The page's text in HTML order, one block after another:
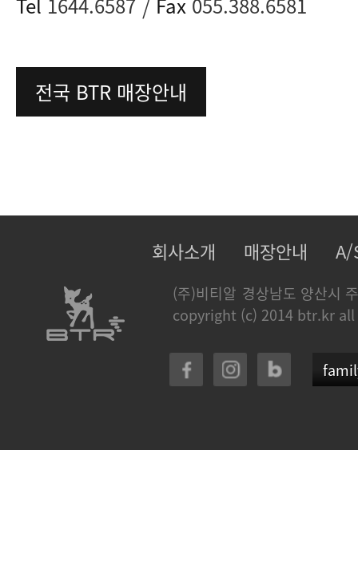
/
전국 BTR 매장안내
회사소개 매장안내 A/
(주)비티알 경상남도 양산시
copyright (c) 2014 btr.kr